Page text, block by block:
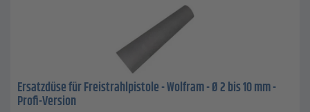
Ersatzdüse für Freistrahlpistole - Wolfram - Ø 2 bis 10 mm -
Profi-Version